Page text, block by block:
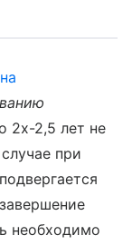
2х-2,5 лет не
при
необходимо